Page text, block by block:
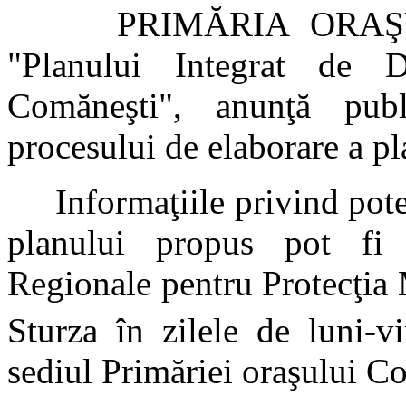
PRIMĂRIA
"Planului Integrat de
Comăneşti", anunţă
procesului de elaborare a
Informaţiile privind
planului propus pot fi
Regionale pentru
Sturza în zilele de luni-
sediul Primăriei oraşului